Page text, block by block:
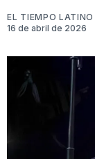
EL TIEMPO
16 de abril de 2026